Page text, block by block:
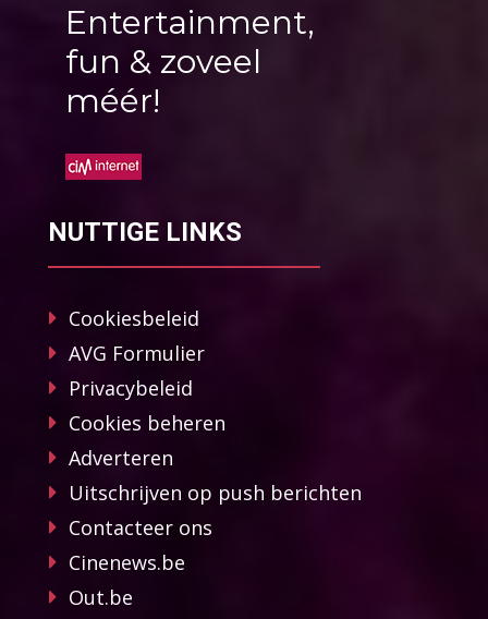
Entertainment,
fun & zoveel
méér!
NUTTIGE LINKS
Cookiesbeleid
AVG Formulier
Privacybeleid
Cookies beheren
Adverteren
Uitschrijven op push berichten
Contacteer ons
Cinenews.be
Out.be